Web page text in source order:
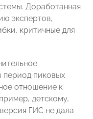
Доработанная
экспертов,
критичные для
период пиковых
отношение к
детскому,
ГИС не дала